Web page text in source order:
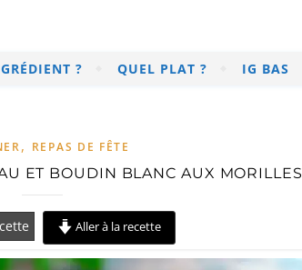
? QUEL PLAT ? IG BAS
, REPAS DE FÊTE
ET BOUDIN BLANC AUX MORILLES
Aller à la recette